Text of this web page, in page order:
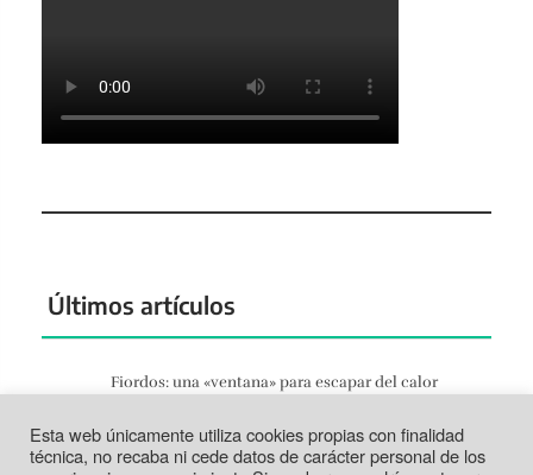
Últimos artículos
Fiordos: una «ventana» para escapar del calor
Tortosa: la vida según el Ebro
Jun 21, 2026
Esta web únicamente utiliza cookies propias con finalidad
técnica, no recaba ni cede datos de carácter personal de los